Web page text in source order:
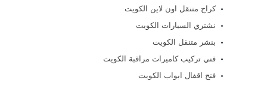
كراج متنقل اون لاين الكويت
نشتري السيارات الكويت
بنشر متنقل الكويت
فني تركيب كاميرات مراقبة الكويت
فتح اقفال ابواب الكويت